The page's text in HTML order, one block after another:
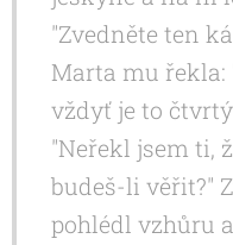
"Zvedněte ten
Marta mu řekla:
vždyť je to
"Neřekl jsem ti,
budeš-li věřit?"
pohlédl vzhůru